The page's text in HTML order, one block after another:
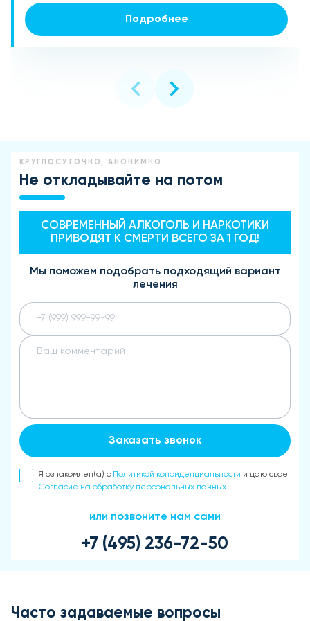
Подробнее
Подробнее
Подробнее
КРУГЛОСУТОЧНО, АНОНИМНО
Не откладывайте на потом
СОВРЕМЕННЫЙ АЛКОГОЛЬ И НАРКОТИКИ
ПРИВОДЯТ К СМЕРТИ ВСЕГО ЗА 1 ГОД!
Мы поможем подобрать подходящий вариант
лечения
Заказать звонок
Я ознакомлен(а) с Политикой конфиденциальности и даю свое
Согласие на обработку персональных данных
или позвоните нам сами
+7 (495) 236-72-50
Часто задаваемые вопросы